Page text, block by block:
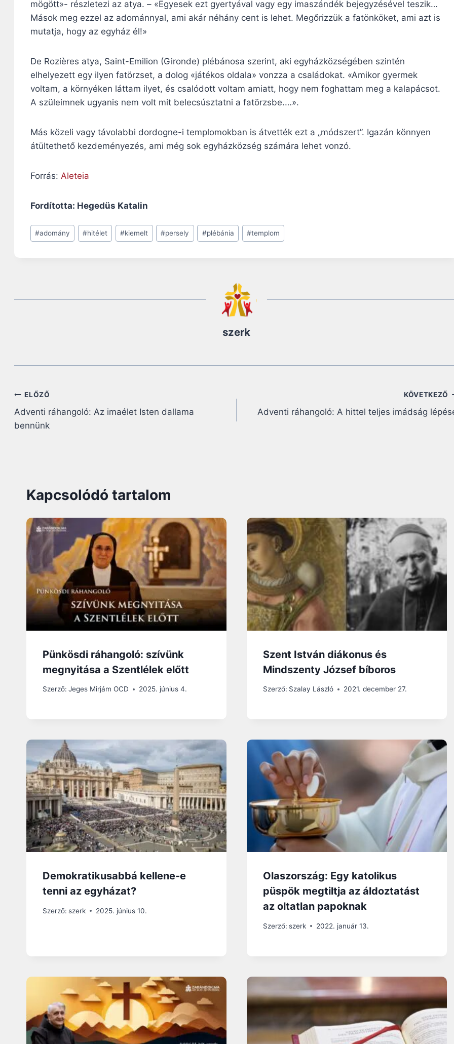
mögött»- részletezi az atya. – «Egyesek ezt gyertyával vagy egy imaszándék bejegyzésével teszik…
Mások meg ezzel az adománnyal, ami akár néhány cent is lehet. Megőrizzük a fatönköket, ami azt is
mutatja, hogy az egyház él!»
De Rozières atya, Saint-Emilion (Gironde) plébánosa szerint, aki egyházközségében szintén
elhelyezett egy ilyen fatörzset, a dolog «játékos oldala» vonzza a családokat. «Amikor gyermek
voltam, a környéken láttam ilyet, és csalódott voltam amiatt, hogy nem foghattam meg a kalapácsot.
A szüleimnek ugyanis nem volt mit belecsúsztatni a fatörzsbe.…».
Más közeli vagy távolabbi dordogne-i templomokban is átvették ezt a „módszert”. Igazán könnyen
átültethető kezdeményezés, ami még sok egyházközség számára lehet vonzó.
Forrás: Aleteia
Fordította: Hegedüs Katalin
Post
Tags:
#adomány #hitélet #kiemelt #persely #plébánia #templom
szerk
Bejegyzés
navigáció
ELŐZŐ
Adventi ráhangoló: Az imaélet Isten dallama
bennünk
KÖVETKEZŐ
Adventi ráhangoló: A hittel teljes imádság
Kapcsolódó tartalom
Pünkösdi ráhangoló: szívünk
megnyitása a Szentlélek előtt
Szerző: Jeges Mirjám OCD 2025. június 4.
Szent István diákonus és
Mindszenty József bíboros
Szerző: Szalay László 2021. december 27.
Demokratikusabbá kellene-e
tenni az egyházat?
Szerző: szerk 2025. június 10.
Olaszország: Egy katolikus
püspök megtiltja az áldoztatást
az oltatlan papoknak
Szerző: szerk 2022. január 13.